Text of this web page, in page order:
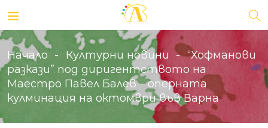
Начало Културни новини
“Хофманови
разкази” под диригентството на
Маестро Павел Балев – оперната
кулминация на октомври във Варна